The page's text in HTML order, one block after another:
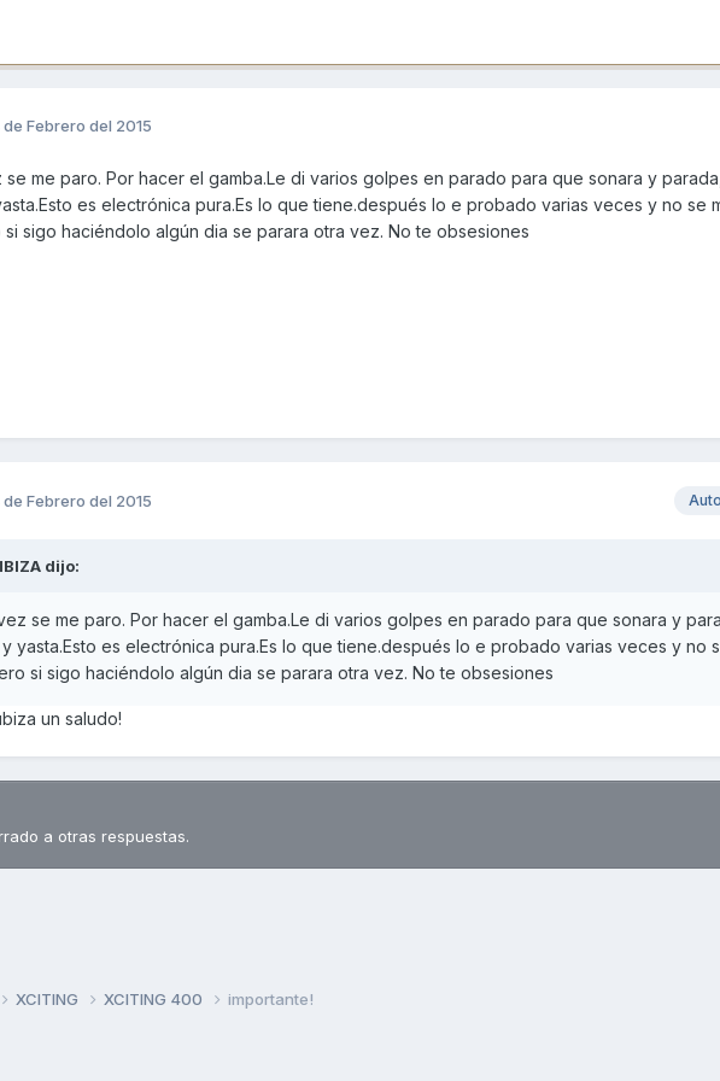
de Febrero del 2015
se me paro. Por hacer el gamba.Le di varios golpes en parado para que sonara y
es electrónica pura.Es lo que tiene.después lo e probado varias veces y no se
sigo haciéndolo algún dia se parara otra vez. No te obsesiones
de Febrero del 2015
dijo:
se me paro. Por hacer el gamba.Le di varios golpes en parado para que sonara y
yasta.Esto es electrónica pura.Es lo que tiene.después lo e probado varias veces y no
si sigo haciéndolo algún dia se parara otra vez. No te obsesiones
un saludo!
a otras respuestas.
XCITING XCITING 400 importante!